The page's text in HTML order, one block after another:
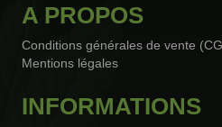
A PROPOS
Conditions générales de vente
Mentions légales
INFORMATIONS